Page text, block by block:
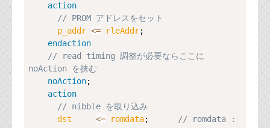
action
// PROM アドレスをセット
p_addr <= rleAddr;
endaction
// read timing 調整が必要ならここに
noAction を挟む
noAction;
action
// nibble を取り込み
dst <= romdata; // romdata :